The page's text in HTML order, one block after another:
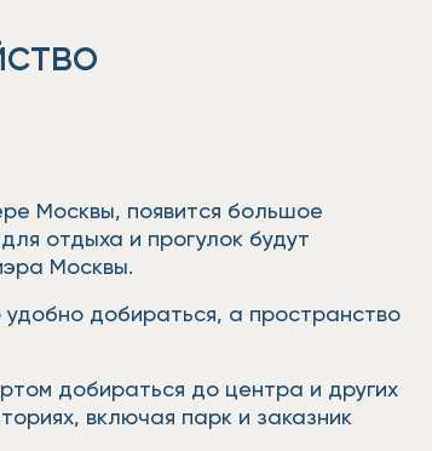
Москвы, появится большое
отдыха и прогулок будут
Москвы.
добираться, а пространство
добираться до центра и других
включая парк и заказник